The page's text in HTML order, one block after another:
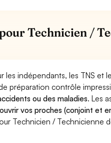
Technicien /
les indépendants, les TNS et
préparation contrôle
ou des maladies. Les
vos proches (conjoint et
Technicien / Technicienne